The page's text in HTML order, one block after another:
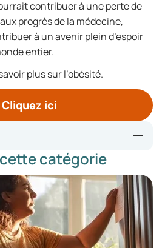
contribuer à une perte de
progrès de la médecine,
à un avenir plein d’espoir
entier.
plus sur l’obésité.
Cliquez ici
business/healthcare-
nordisk-hopes-launch-
within-this-decade-2024-03-
catégorie